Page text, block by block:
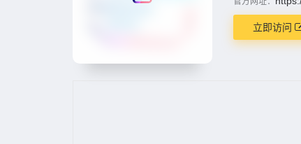
立即访问